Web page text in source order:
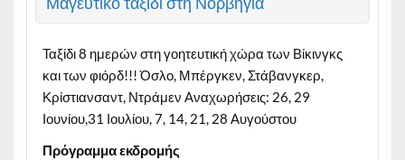
Ταξίδι 8 ημερών στη γοητευτική χώρα των Βίκινγκς
και των φιόρδ!!! Όσλο, Μπέργκεν, Στάβανγκερ,
Κρίστιανσαντ, Ντράμεν Αναχωρήσεις: 26, 29
Ιουνίου,31 Ιουλίου, 7, 14, 21, 28 Αυγούστου
Πρόγραμμα εκδρομής